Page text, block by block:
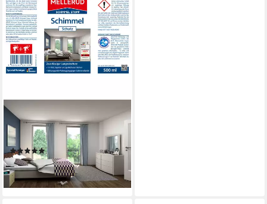
MELLERUD
Schimmel Schutz 0,5 l
Schimmelentferner
(1)
17,44 €
(34,88 €/ 1 l)
leider ausverkauft